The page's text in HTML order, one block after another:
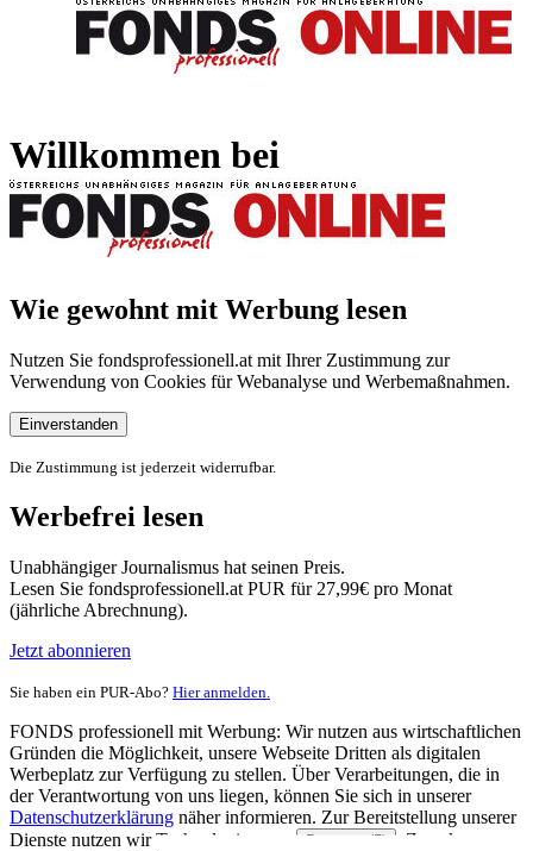
Willkommen bei
Wie gewohnt mit Werbung lesen
Nutzen Sie fondsprofessionell.at mit Ihrer Zustimmung zur
Verwendung von Cookies für Webanalyse und Werbemaßnahmen.
Einverstanden
Die Zustimmung ist jederzeit widerrufbar.
Werbefrei lesen
Unabhängiger Journalismus hat seinen Preis.
Lesen Sie fondsprofessionell.at PUR für 27,99€ pro Monat
(jährliche Abrechnung).
Jetzt abonnieren
Sie haben ein PUR-Abo? Hier anmelden.
FONDS professionell mit Werbung: Wir nutzen aus wirtschaftlichen
Gründen die Möglichkeit, unsere Webseite Dritten als digitalen
Werbeplatz zur Verfügung zu stellen. Über Verarbeitungen, die in
der Verantwortung von uns liegen, können Sie sich in unserer
Datenschutzerklärung näher informieren. Zur Bereitstellung unserer
Dienste nutzen wir Technologien von
Partnern (5)
. Zwecke: